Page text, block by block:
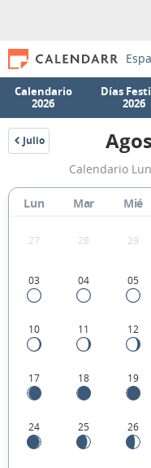
Calendario
2026
Días
2026
Julio
2009
Calendario
Lun Mar Mié
27 28 29
03 04 05
10 11 12
17 18 19
24 25 26